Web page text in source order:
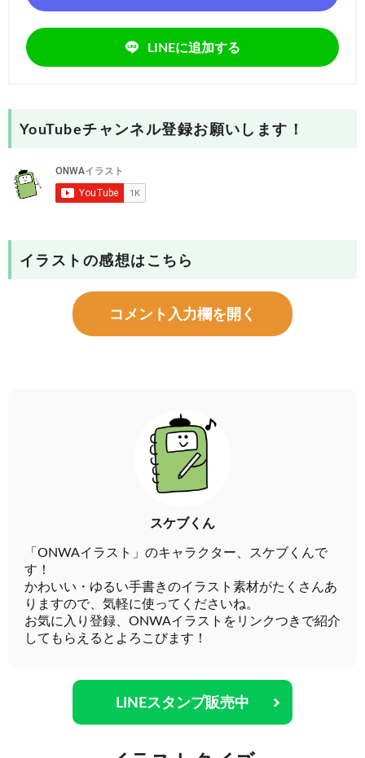
LINEに追加する
YouTubeチャンネル登録お願いします！
イラストの感想はこちら
コメント入力欄を開く
スケブくん
「ONWAイラスト」のキャラクター、スケブくんで
す！
かわいい・ゆるい手書きのイラスト素材がたくさんあ
りますので、気軽に使ってくださいね。
お気に入り登録、ONWAイラストをリンクつきで紹介
してもらえるとよろこびます！
LINEスタンプ販売中